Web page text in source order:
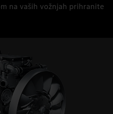
na vaših vožnjah prihranite